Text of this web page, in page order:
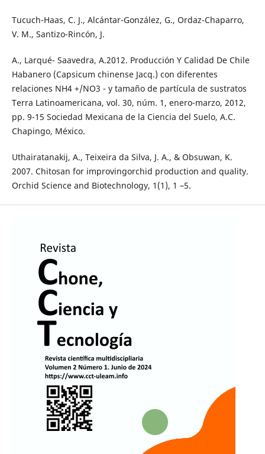
Tucuch-Haas, C. J., Alcántar-González, G., Ordaz-Chaparro,
V. M., Santizo-Rincón, J.
A., Larqué- Saavedra, A.2012. Producción Y Calidad De Chile
Habanero (Capsicum chinense Jacq.) con diferentes
relaciones NH4 +/NO3 - y tamaño de partícula de sustratos
Terra Latinoamericana, vol. 30, núm. 1, enero-marzo, 2012,
pp. 9-15 Sociedad Mexicana de la Ciencia del Suelo, A.C.
Chapingo, México.
Uthairatanakij, A., Teixeira da Silva, J. A., & Obsuwan, K.
2007. Chitosan for improvingorchid production and quality.
Orchid Science and Biotechnology, 1(1), 1 –5.